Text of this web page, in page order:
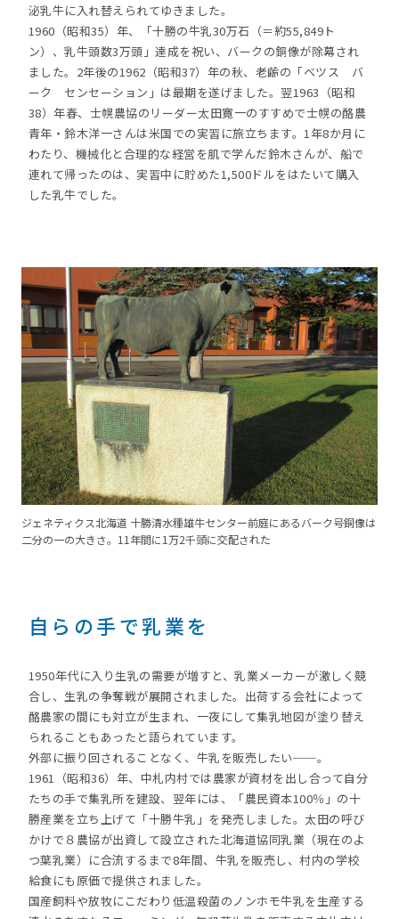
泌乳牛に入れ替えられてゆきました。
1960（昭和35）年、「十勝の牛乳30万石（＝約55,849ト
ン）、乳牛頭数3万頭」達成を祝い、バークの銅像が除幕され
ました。2年後の1962（昭和37）年の秋、老齢の「ベツス バ
ーク センセーション」は最期を遂げました。翌1963（昭和
38）年春、士幌農協のリーダー太田寛一のすすめで士幌の酪農
青年・鈴木洋一さんは米国での実習に旅立ちます。1年8か月に
わたり、機械化と合理的な経営を肌で学んだ鈴木さんが、船で
連れて帰ったのは、実習中に貯めた1,500ドルをはたいて購入
した乳牛でした。
ジェネティクス北海道 十勝清水種雄牛センター前庭にあるバーク号銅像は
二分の一の大きさ。11年間に1万2千頭に交配された
自らの手で乳業を
1950年代に入り生乳の需要が増すと、乳業メーカーが激しく競
合し、生乳の争奪戦が展開されました。出荷する会社によって
酪農家の間にも対立が生まれ、一夜にして集乳地図が塗り替え
られることもあったと語られています。
外部に振り回されることなく、牛乳を販売したい──。
1961（昭和36）年、中札内村では農家が資材を出し合って自分
たちの手で集乳所を建設、翌年には、「農民資本100％」の十
勝産業を立ち上げて「十勝牛乳」を発売しました。太田の呼び
かけで８農協が出資して設立された北海道協同乳業（現在のよ
つ葉乳業）に合流するまで8年間、牛乳を販売し、村内の学校
給食にも原価で提供されました。
国産飼料や放牧にこだわり低温殺菌のノンホモ牛乳を生産する